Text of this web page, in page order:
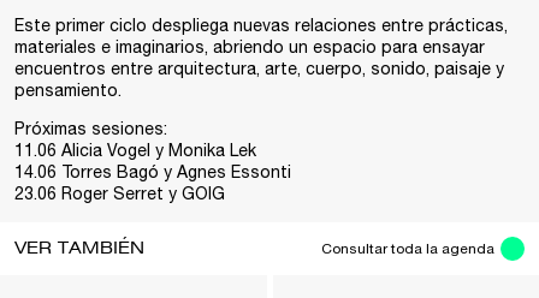
Este primer ciclo despliega nuevas relaciones entre prácticas,
materiales e imaginarios, abriendo un espacio para ensayar
encuentros entre arquitectura, arte, cuerpo, sonido, paisaje y
pensamiento.
Próximas sesiones:
11.06 Alicia Vogel y Monika Lek
14.06 Torres Bagó y Agnes Essonti
23.06 Roger Serret y GOIG
VER TAMBIÉN Consultar toda la agenda